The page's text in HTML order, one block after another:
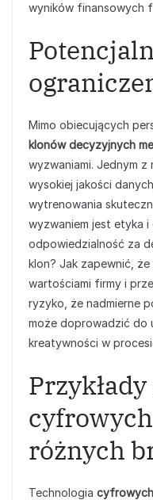
wyników finansowych
Mimo obiecujących
klonów decyzyjnych
wyzwaniami. Jednym
wysokiej jakości
wytrenowania
wyzwaniem jest etyka
odpowiedzialność za
klon? Jak zapewnić,
wartościami firmy i
ryzyko, że nadmierne
może doprowadzić do
kreatywności w
różnych
Technologia